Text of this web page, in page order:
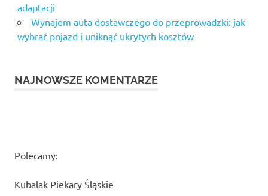
adaptacji
Wynajem auta dostawczego do przeprowadzki: jak
wybrać pojazd i uniknąć ukrytych kosztów
NAJNOWSZE KOMENTARZE
Polecamy:
Kubalak Piekary Śląskie